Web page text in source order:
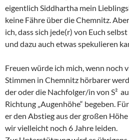
eigentlich Siddhartha mein
keine Fähre über die Chemnitz.
ich, dass sich jede(r) von Euch
und dazu auch etwas spekulieren
Freuen würde ich mich, wenn noch
Stimmen in Chemnitz hörbarer
der oder die Nachfolger/in von S²
Richtung „Augenhöhe“ begeben.
er den Abstieg aus der großen
wir vielleicht noch 6 Jahre leiden.